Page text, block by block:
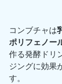
コンブチャは
ポリフェノー
作る発酵ドリ
ジングに効果
す。